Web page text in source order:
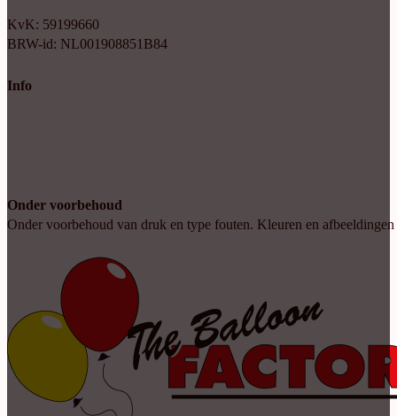
KvK: 59199660
BRW-id: NL001908851B84
Info
Onder voorbehoud
Onder voorbehoud van druk en type fouten. Kleuren en